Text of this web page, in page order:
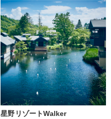
星野リゾートWalker